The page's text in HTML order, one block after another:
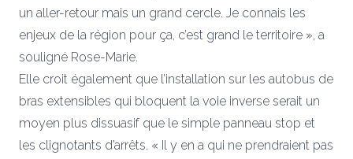
un aller-retour mais un grand cercle. Je connais les
enjeux de la région pour ça, c’est grand le territoire », a
souligné Rose-Marie.
Elle croit également que l’installation sur les autobus de
bras extensibles qui bloquent la voie inverse serait un
moyen plus dissuasif que le simple panneau stop et
les clignotants d’arrêts. « Il y en a qui ne prendraient pas